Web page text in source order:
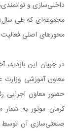
داخلی‌سازی و
مجموعه‌ای که طی
محورهای اصلی
در جریان این
حضور معاون اجرایی
کرمان موتور به